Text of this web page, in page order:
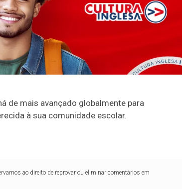
de mais avançado globalmente para
à sua comunidade escolar.
ao direito de reprovar ou eliminar comentários em